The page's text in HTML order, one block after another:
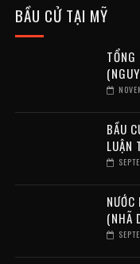
BẦU CỬ TẠI MỸ
BẦU
LUẬN
(NHÃ